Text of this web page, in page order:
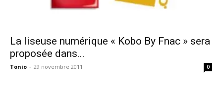
La liseuse numérique « Kobo By Fnac » sera
proposée dans...
Tonio - 29 novembre 2011 0